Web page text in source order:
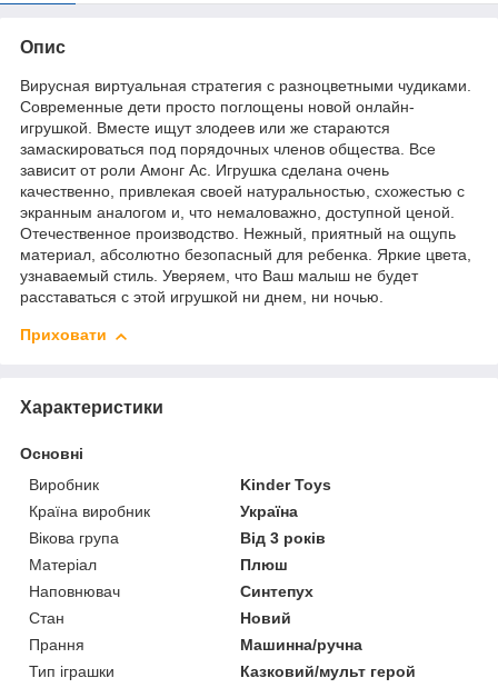
Опис
Вирусная виртуальная стратегия с разноцветными чудиками.
Современные дети просто поглощены новой онлайн-
игрушкой. Вместе ищут злодеев или же стараются
замаскироваться под порядочных членов общества. Все
зависит от роли Амонг Ас. Игрушка сделана очень
качественно, привлекая своей натуральностью, схожестью с
экранным аналогом и, что немаловажно, доступной ценой.
Отечественное производство. Нежный, приятный на ощупь
материал, абсолютно безопасный для ребенка. Яркие цвета,
узнаваемый стиль. Уверяем, что Ваш малыш не будет
расставаться с этой игрушкой ни днем, ни ночью.
Приховати
Характеристики
Основні
Виробник
Kinder Toys
Країна виробник
Україна
Вікова група
Від 3 років
Матеріал
Плюш
Наповнювач
Синтепух
Стан
Новий
Прання
Машинна/ручна
Тип іграшки
Казковий/мульт герой